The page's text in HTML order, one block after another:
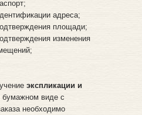
адреса;
площади;
изменения
экспликации и
бумажном виде с
необходимо